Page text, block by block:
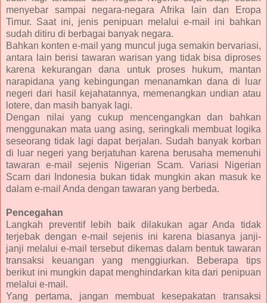
menyebar sampai negara-negara Afrika lain dan Eropa
Timur. Saat ini, jenis penipuan melalui e-mail ini bahkan
sudah ditiru di berbagai banyak negara.
Bahkan konten e-mail yang muncul juga semakin bervariasi,
antara lain berisi tawaran warisan yang tidak bisa diproses
karena kekurangan dana untuk proses hukum, mantan
narapidana yang kebingungan menanamkan dana di luar
negeri dari hasil kejahatannya, memenangkan undian atau
lotere, dan masih banyak lagi.
Dengan nilai yang cukup mencengangkan dan bahkan
menggunakan mata uang asing, seringkali membuat logika
seseorang tidak lagi dapat berjalan. Sudah banyak korban
di luar negeri yang berjatuhan karena berusaha memenuhi
tawaran e-mail sejenis Nigerian Scam. Variasi Nigerian
Scam dari Indonesia bukan tidak mungkin akan masuk ke
dalam e-mail Anda dengan tawaran yang berbeda.
Pencegahan
Langkah preventif lebih baik dilakukan agar Anda tidak
terjebak dengan e-mail sejenis ini karena biasanya janji-
janji melalui e-mail tersebut dikemas dalam bentuk tawaran
transaksi keuangan yang menggiurkan. Beberapa tips
berikut ini mungkin dapat menghindarkan kita dari penipuan
melalui e-mail.
Yang pertama, jangan membuat kesepakatan transaksi